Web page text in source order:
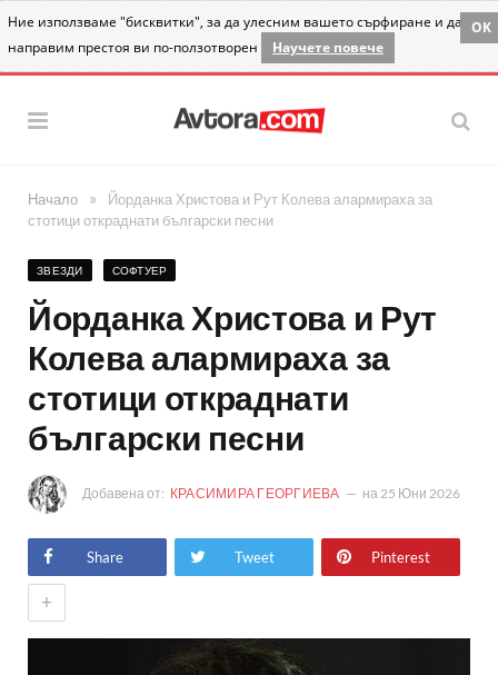
Ние използваме "бисквитки", за да улесним вашето сърфиране и да
направим престоя ви по-ползотворен
Научете повече
OK
Начало »
Йорданка Христова и Рут Колева алармираха за
стотици откраднати български песни
ЗВЕЗДИ СОФТУЕР
Йорданка Христова и Рут
Колева алармираха за
стотици откраднати
български песни
Добавена от: КРАСИМИРА ГЕОРГИЕВА на 25 Юни 2026
Share Tweet Pinterest
+